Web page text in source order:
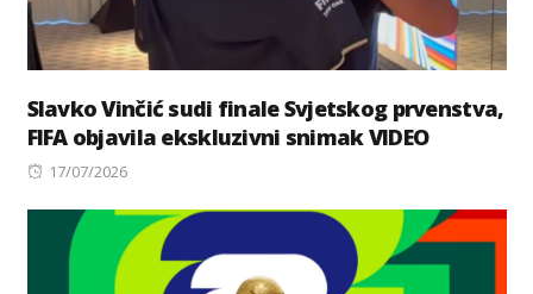
Slavko Vinčić sudi finale Svjetskog prvenstva,
FIFA objavila ekskluzivni snimak VIDEO
Posted
17/07/2026